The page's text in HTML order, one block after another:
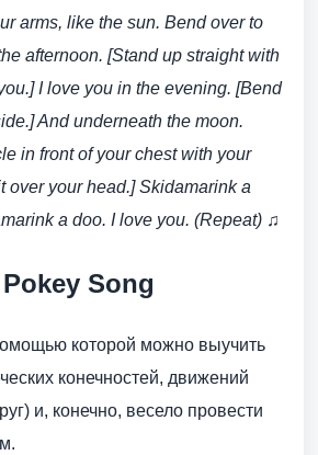
arms, like the sun. Bend over to
afternoon. [Stand up straight with
I love you in the evening. [Bend
And underneath the moon.
in front of your chest with your
over your head.] Skidamarink a
a doo. I love you. (Repeat) ♫
Song
которой можно выучить
конечностей, движений
и, конечно, весело провести